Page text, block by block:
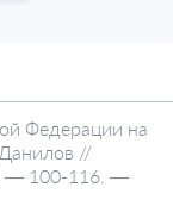
Федерации на
//
— 100-116. —